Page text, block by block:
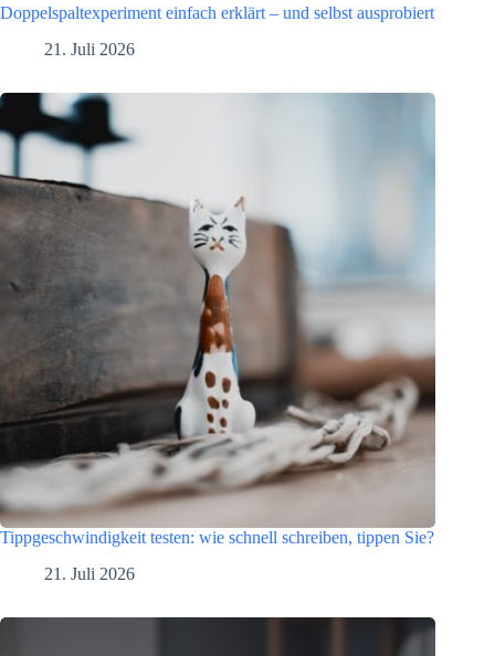
Doppelspaltexperiment einfach erklärt – und selbst ausprobiert
21. Juli 2026
Tippgeschwindigkeit testen: wie schnell schreiben, tippen Sie?
21. Juli 2026